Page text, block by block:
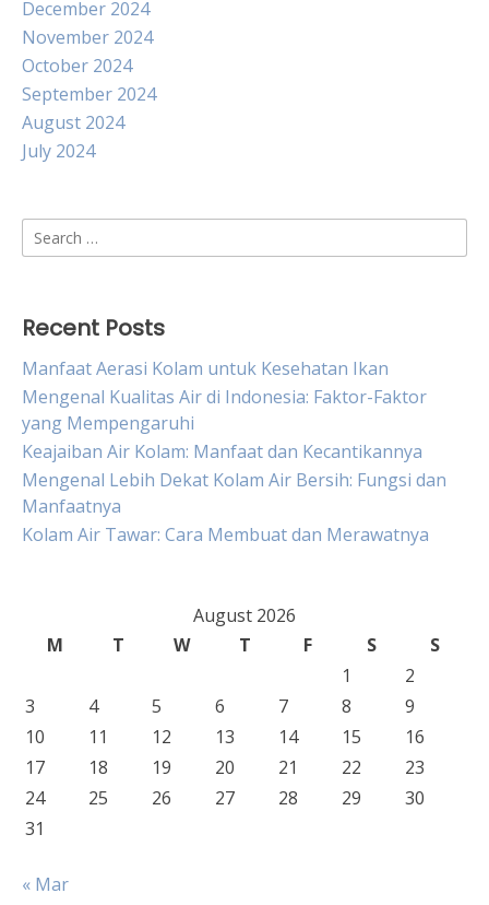
December 2024
November 2024
October 2024
September 2024
August 2024
July 2024
Search
for:
Recent Posts
Manfaat Aerasi Kolam untuk Kesehatan Ikan
Mengenal Kualitas Air di Indonesia: Faktor-Faktor
yang Mempengaruhi
Keajaiban Air Kolam: Manfaat dan Kecantikannya
Mengenal Lebih Dekat Kolam Air Bersih: Fungsi dan
Manfaatnya
Kolam Air Tawar: Cara Membuat dan Merawatnya
August 2026
M
T W T F S
S
1
2
3
4 5 6 7 8
9
10
11 12 13 14 15
16
17
18 19 20 21 22
23
24
25 26 27 28 29
30
31
« Mar